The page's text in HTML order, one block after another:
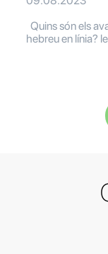
Quins són els
hebreu en línia?